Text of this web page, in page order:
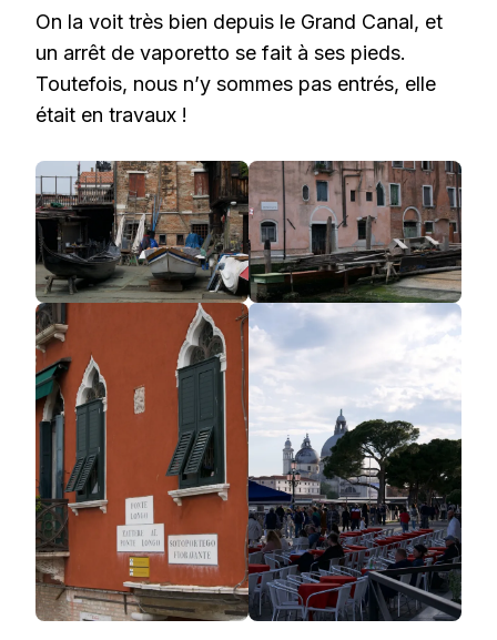
On la voit très bien depuis le Grand Canal, et
un arrêt de vaporetto se fait à ses pieds.
Toutefois, nous n’y sommes pas entrés, elle
était en travaux !